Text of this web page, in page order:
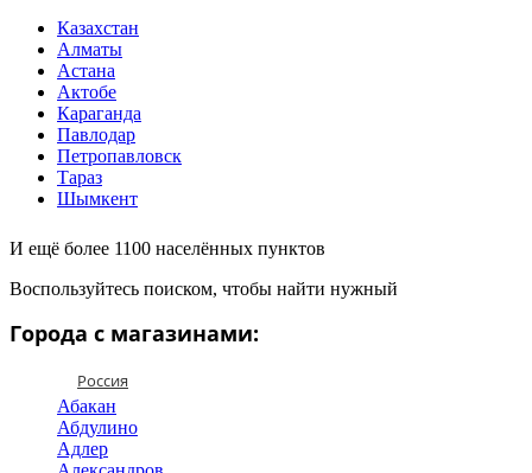
Казахстан
Алматы
Астана
Актобе
Караганда
Павлодар
Петропавловск
Тараз
Шымкент
И ещё более 1100 населённых пунктов
Воспользуйтесь поиском, чтобы найти нужный
Города с магазинами:
Россия
Абакан
Абдулино
Адлер